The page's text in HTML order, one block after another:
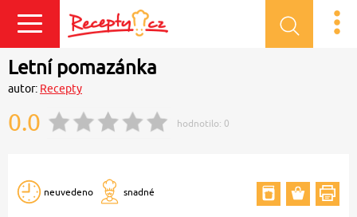
Přihlásit se
Letní pomazánka
autor: Recepty
0.0 hodnotilo: 0
neuvedeno snadné